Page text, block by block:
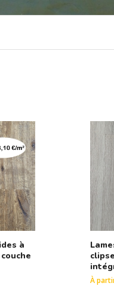
à
À